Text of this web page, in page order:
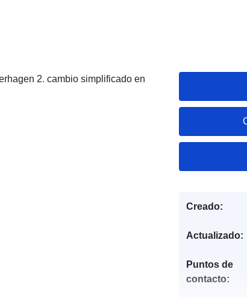
2. cambio simplificado en
Creado:
Actualizado:
Puntos de
contacto: